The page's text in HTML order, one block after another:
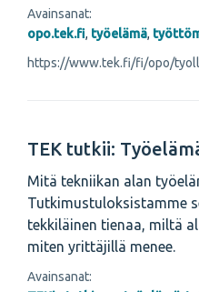
Avainsanat:
opo.tek.fi, työelämä,
https://www.tek.fi/fi/opo/
TEK tutkii:
Mitä tekniikan alan
Tutkimustuloksistamme
tekkiläinen tienaa, miltä
miten yrittäjillä menee.
Avainsanat: